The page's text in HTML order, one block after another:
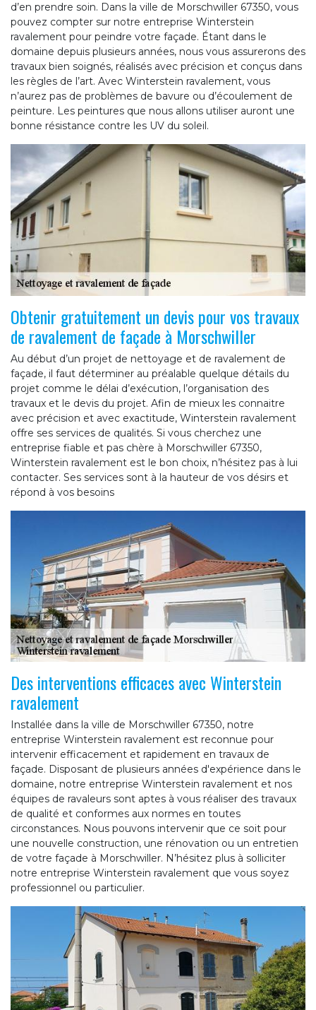
d’en prendre soin. Dans la ville de Morschwiller 67350, vous
pouvez compter sur notre entreprise Winterstein
ravalement pour peindre votre façade. Étant dans le
domaine depuis plusieurs années, nous vous assurerons des
travaux bien soignés, réalisés avec précision et conçus dans
les règles de l’art. Avec Winterstein ravalement, vous
n’aurez pas de problèmes de bavure ou d’écoulement de
peinture. Les peintures que nous allons utiliser auront une
bonne résistance contre les UV du soleil.
Obtenir gratuitement un devis pour vos travaux
de ravalement de façade à Morschwiller
Au début d’un projet de nettoyage et de ravalement de
façade, il faut déterminer au préalable quelque détails du
projet comme le délai d’exécution, l’organisation des
travaux et le devis du projet. Afin de mieux les connaitre
avec précision et avec exactitude, Winterstein ravalement
offre ses services de qualités. Si vous cherchez une
entreprise fiable et pas chère à Morschwiller 67350,
Winterstein ravalement est le bon choix, n’hésitez pas à lui
contacter. Ses services sont à la hauteur de vos désirs et
répond à vos besoins
Des interventions efficaces avec Winterstein
ravalement
Installée dans la ville de Morschwiller 67350, notre
entreprise Winterstein ravalement est reconnue pour
intervenir efficacement et rapidement en travaux de
façade. Disposant de plusieurs années d'expérience dans le
domaine, notre entreprise Winterstein ravalement et nos
équipes de ravaleurs sont aptes à vous réaliser des travaux
de qualité et conformes aux normes en toutes
circonstances. Nous pouvons intervenir que ce soit pour
une nouvelle construction, une rénovation ou un entretien
de votre façade à Morschwiller. N’hésitez plus à solliciter
notre entreprise Winterstein ravalement que vous soyez
professionnel ou particulier.